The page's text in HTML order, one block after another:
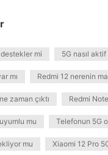
mi 5G nasıl
mı Redmi 12 nerenin
zaman çıktı Redmi
mu Telefonun 5G
mu Xiaomi 12 Pro